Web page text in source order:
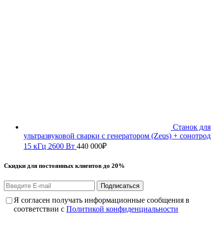
Станок для
ультразвуковой сварки с генератором (Zeus) + сонотрод
15 кГц 2600 Вт 440 000₽
Скидки для постоянных клиентов до 20%
Подписаться
Я согласен получать информационные сообщения в
соответствии с Политикой конфиденциальности